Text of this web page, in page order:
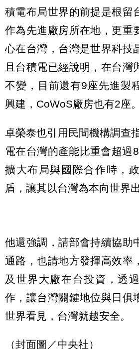
積電布局世界的前提是根留
作為先進廠房所在地，更重
心在台灣，台灣是世界科技
且台積電已經說明，在台灣
不變，目前還有9座先進製
興建，CoWoS廠房也有2座。
卓榮泰也引用民間機構調查
電在台灣的產能比重會超過
擴大布局與國際合作時，
盾，讓其以台灣為本向世界出
他還強調，請部會持續協助
通路，也請地方發揮高效率
及世界大廠在台投資，透
作，讓台灣關鍵地位與日俱
世界看見，台灣就越安全。
（封面圖／中央社）